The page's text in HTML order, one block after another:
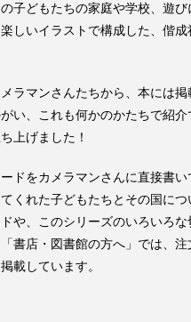
子どもたちの家庭や学校、遊
しいイラストで構成した、偕
ラマンさんたちから、本には
い、これも何かのかたちで紹
上げました！
ドをカメラマンさんに直接書
くれた子どもたちとその国に
や、このシリーズのいろいろ
書店・図書館の方へ」では、
載しています。